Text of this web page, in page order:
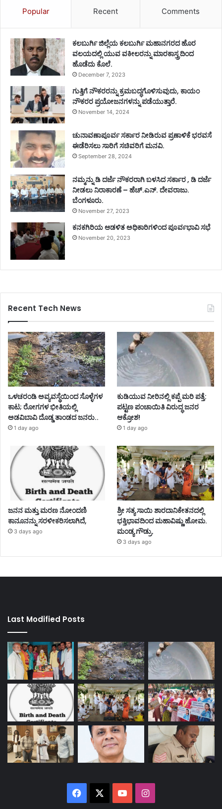
Popular Recent Comments
ಕಲಬುರ್ಗಿ ಜಿಲ್ಲೆಯ ಕಲಬುರ್ಗಿ ಮಹಾನಗರದ ಹೊರ
ವಲಯದಲ್ಲಿ ಯುವ ವಕೀಲರನ್ನು ಮಾರಕಾಸ್ತ್ರದಿಂದ
ಹೊಡೆದು ಕೊಲೆ.
December 7, 2023
ಗುತ್ತಿಗೆ ನೌಕರರನ್ನು ಕ್ರಮಬದ್ಧಗೊಳಿಸುವುದು, ಕಾಯಂ
ನೌಕರರ ಪ್ರಯೋಜನಗಳನ್ನು ಪಡೆಯುತ್ತಾರೆ.
November 14, 2024
ಚುನಾವಣಾಪೂರ್ವ ಸರ್ಕಾರ ನೀಡಿರುವ ಪ್ರಣಾಳಿಕೆ ಭರವಸೆ
ಈಡೆರಿಸಲು ಸಾರಿಗೆ ಸಚಿವರಿಗೆ ಮನವಿ.
September 28, 2024
ನಮ್ಮನ್ನು ಡಿ ದರ್ಜೆ ನೌಕರರಾಗಿ ಬಳಸಿದ ಸರ್ಕಾರ , ಡಿ ದರ್ಜೆ
ನೀಡಲು ನಿರಾಕಾರಣೆ – ಹೆಚ್.ಎನ್. ದೇವರಾಜು.
ಬೆಂಗಳೂರು.
November 27, 2023
ಕನಕಗಿರಿಯ ಆಡಳಿತ ಅಧಿಕಾರಿಗಳಿಂದ ಪೂರ್ವಭಾವಿ ಸಭೆ
November 20, 2023
Recent Tech News
ಒಳಚರಂಡಿ ಅವ್ಯವಸ್ಥೆಯಿಂದ ಸೊಳ್ಳೆಗಳ
ಕಾಟ; ರೋಗಗಳ ಭೀತಿಯಲ್ಲಿ
ಅಡವಿಬಾವಿ ದೊಡ್ಡ ತಾಂಡದ ಜನರು..
1 day ago
ಕುಡಿಯುವ ನೀರಿನಲ್ಲಿ ಕಪ್ಪೆ ಮರಿ ಪತ್ತೆ:
ಪಟ್ಟಣ ಪಂಚಾಯಿತಿ ವಿರುದ್ಧ ಜನರ
ಆಕ್ರೋಶ!
1 day ago
ಜನನ ಮತ್ತು ಮರಣ ನೋಂದಣಿ
ಕಾನೂನನ್ನು ಸರಳೀಕರಿಸಲಾಗಿದೆ,
3 days ago
ಶ್ರೀ ಸತ್ಯ ಸಾಯಿ ಶಾರದಾನಿಕೇತನದಲ್ಲಿ
ಭಕ್ತಿಭಾವದಿಂದ ಮಹಾವಿಷ್ಣು ಹೋಮ.
ಮಂಡ್ಯ ಗೌಡ್ರು.
3 days ago
Last Modified Posts
Facebook YouTubeInstagram